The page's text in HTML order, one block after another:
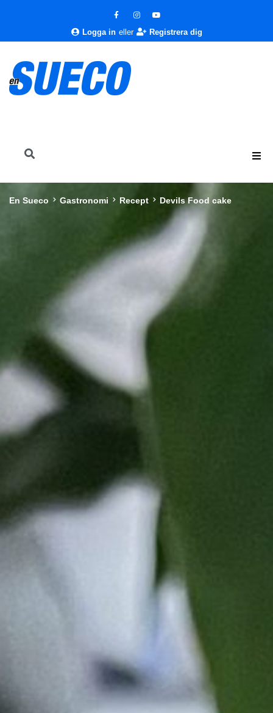
Logga in eller Registrera dig
En Sueco Gastronomi Recept Devils Food cake